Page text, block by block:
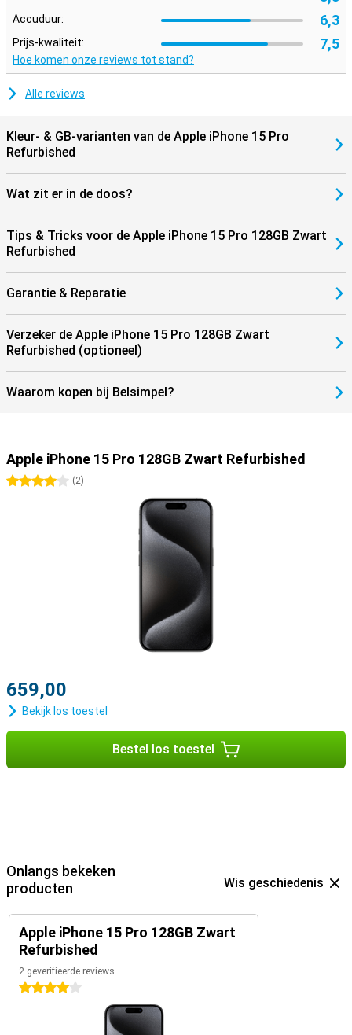
Accuduur: 6,3
Prijs-kwaliteit: 7,5
Hoe komen onze reviews tot stand?
Alle reviews
Kleur- & GB-varianten van de Apple iPhone 15 Pro
Refurbished
Wat zit er in de doos?
Tips & Tricks voor de Apple iPhone 15 Pro 128GB Zwart
Refurbished
Garantie & Reparatie
Verzeker de Apple iPhone 15 Pro 128GB Zwart
Refurbished (optioneel)
Waarom kopen bij Belsimpel?
Apple iPhone 15 Pro 128GB Zwart Refurbished
4 sterren
(2)
659,00
Bekijk los toestel
Bestel los toestel
Onlangs bekeken
producten
Wis geschiedenis
Apple iPhone 15 Pro 128GB Zwart
Refurbished
2 geverifieerde reviews
4 sterren